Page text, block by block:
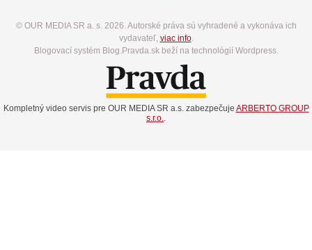
© OUR MEDIA SR a. s. 2026. Autorské práva sú vyhradené a vykonáva ich
vydavateľ, viac info.
Blogovací systém Blog.Pravda.sk beží na technológií Wordpress.
Kompletný video servis pre OUR MEDIA SR a.s. zabezpečuje ARBERTO GROUP
s.r.o..